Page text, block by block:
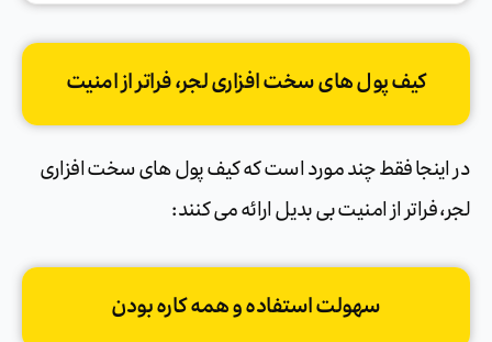
کیف پول های سخت افزاری لجر، فراتر از امنیت
در اینجا فقط چند مورد است که کیف پول های سخت افزاری
لجر، فراتر از امنیت بی بدیل ارائه می کنند:
سهولت استفاده و همه کاره بودن